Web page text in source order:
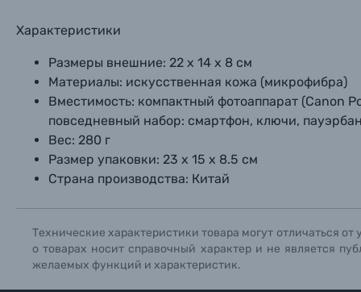
Солнцезащитные очки
Б/У фототехника (Комиссионные товары)
Уценённые товары
Характеристики
Размеры внешние: 22 х 14 х 8 см
Материалы: искусственная кожа (микрофибра)
Вместимость: компактный фотоаппарат (Canon
повседневный набор: смартфон, ключи,
Вес: 280 г
Размер упаковки: 23 х 15 х 8.5 см
Страна производства: Китай
Технические характеристики товара могут отличаться
о товарах носит справочный характер и не является
желаемых функций и характеристик.